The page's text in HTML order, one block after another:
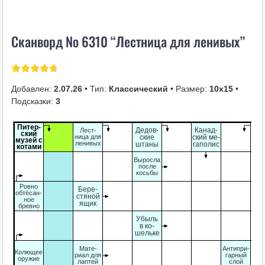
i
Сканворд № 6310 “Лестница для ленивых”
Добавлен: 2.07.26• Тип: Классический • Размер: 10х15•
Подсказки: 3
Питер-
ский
музей с
котами
Лест-
ница для
ленивых
Дедов-
ские
штаны
Канад-
ский ме-
гаполис
Выросла
после
косьбы
Ровно
обтёсан-
ное
бревно
Бере-
стяной
ящик
Убыль
в ко-
шельке
Колющее
оружие
Мате-
риал для
лаптей
Антипри-
гарный
слой